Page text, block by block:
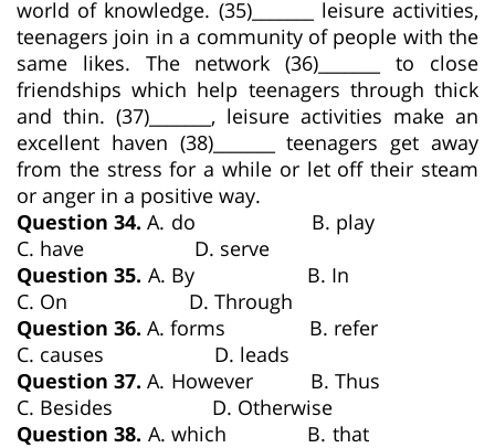
world of knowledge. (35)_______ leisure activities,
teenagers join in a community of people with the
same likes. The network (36)_______ to close
friendships which help teenagers through thick
and thin. (37)_______, leisure activities make an
excellent haven (38)_______ teenagers get away
from the stress for a while or let off their steam
or anger in a positive way.
Question 34. A. do B. play
C. have D. serve
Question 35. A. By B. In
C. On D. Through
Question 36. A. forms B. refer
C. causes D. leads
Question 37. A. However B. Thus
C. Besides D. Otherwise
Question 38. A. which B. that